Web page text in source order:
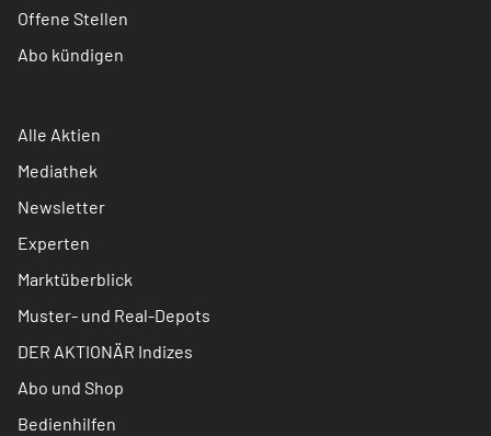
Offene Stellen
Abo kündigen
Alle Aktien
Mediathek
Newsletter
Experten
Marktüberblick
Muster- und Real-Depots
DER AKTIONÄR Indizes
Abo und Shop
Bedienhilfen